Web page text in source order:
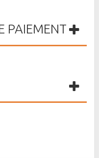
PAIEMENT